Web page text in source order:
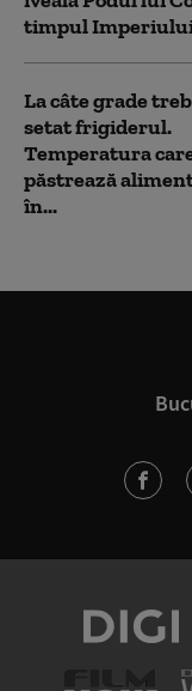
timpul
La câte grade
setat frigiderul.
Temperatura
păstrează
în...